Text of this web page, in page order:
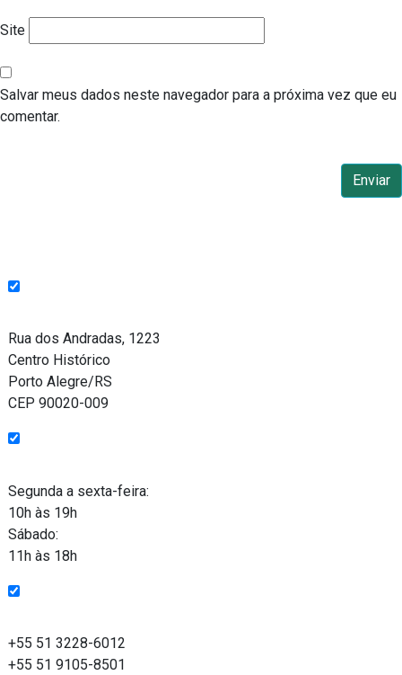
Site
Salvar meus dados neste navegador para a próxima vez que eu
comentar.
Rua dos Andradas, 1223
Centro Histórico
Porto Alegre/RS
CEP 90020-009
Segunda a sexta-feira:
10h às 19h
Sábado:
11h às 18h
+55 51 3228-6012
+55 51 9105-8501